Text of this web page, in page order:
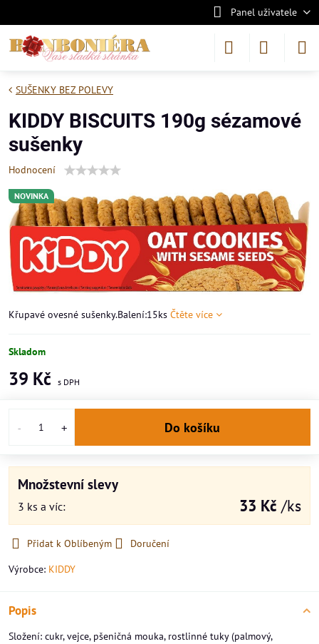
Panel uživatele
NOVINKA
SUŠENKY BEZ POLEVY
KIDDY BISCUITS 190g sézamové
sušenky
Hodnocení
Křupavé ovesné sušenky.Balení:15ks Čtěte více
Skladom
39 Kč
Do košíku
Množstevní slevy
3 ks a víc: 33 Kč /ks
Přidat k Oblíbeným
Doručení
Výrobce: KIDDY
Popis
Složení: cukr, vejce, pšeničná mouka, rostlinné tuky (palmový,